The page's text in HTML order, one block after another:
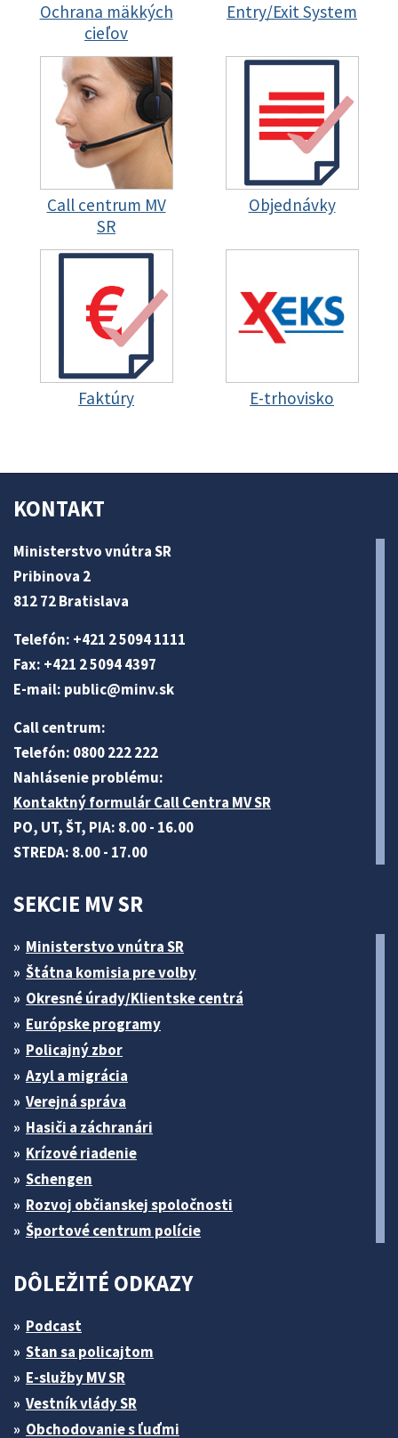
Ochrana mäkkých
cieľov
Entry/Exit System
Call centrum MV
SR
Objednávky
Faktúry E-trhovisko
KONTAKT
Ministerstvo vnútra SR
Pribinova 2
812 72 Bratislava
Telefón: +421 2 5094 1111
Fax: +421 2 5094 4397
E-mail: public@minv.sk
Call centrum:
Telefón: 0800 222 222
Nahlásenie problému:
Kontaktný formulár Call Centra MV SR
PO, UT, ŠT, PIA: 8.00 - 16.00
STREDA: 8.00 - 17.00
SEKCIE MV SR
Ministerstvo vnútra SR
Štátna komisia pre volby
Okresné úrady/Klientske centrá
Európske programy
Policajný zbor
Azyl a migrácia
Verejná správa
Hasiči a záchranári
Krízové riadenie
Schengen
Rozvoj občianskej spoločnosti
Športové centrum polície
DÔLEŽITÉ ODKAZY
Podcast
Stan sa policajtom
E-služby MV SR
Vestník vlády SR
Obchodovanie s ľuďmi